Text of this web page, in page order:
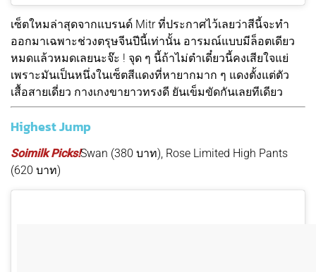
เซ็ตใหมล่าสุดจากแบรนด์ Mitr ที่ประกาศไว้เลยว่าสีนี้จะทำ
ออกมาเฉพาะช่วงตรุษจีนปีนี้เท่านั้น อารมณ์แบบมีล็อตเดียว
หมดแล้วหมดเลยนะจ๊ะ ! จุด ๆ นี้ถ้าไม่ตำเดี๋ยวนี้คงเสียใจแย่
เพราะมันเป็นหนึ่งในเซ็ตสีแดงที่หายากมาก ๆ แดงตั้งแต่ตัว
เสื้อสายเดี่ยว กางเกงขายาวทรงดี ยันเข็มขัดกันเลยทีเดียว
Highest Jump
Soimilk Picks!Swan (380 บาท), Rose Limited High Pants
(620 บาท)